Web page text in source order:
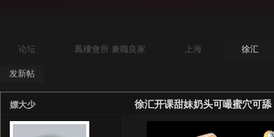
论坛 鳳樓會所 兼職良家 上海 徐汇
发新帖
徐汇开课甜妹奶头可嘬蜜穴可舔
嫖大少